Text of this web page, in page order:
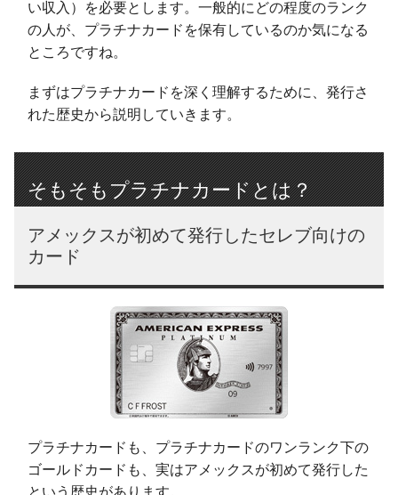
い収入）を必要とします。一般的にどの程度のランク
の人が、プラチナカードを保有しているのか気になる
ところですね。
まずはプラチナカードを深く理解するために、発行さ
れた歴史から説明していきます。
そもそもプラチナカードとは？
アメックスが初めて発行したセレブ向けの
カード
プラチナカードも、プラチナカードのワンランク下の
ゴールドカードも、実はアメックスが初めて発行した
という歴史があります。